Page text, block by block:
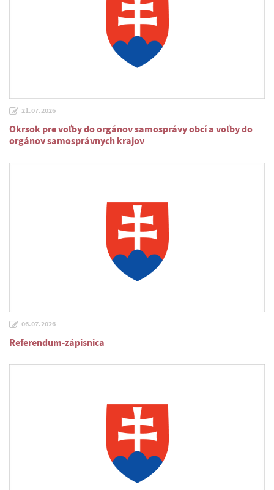
21.07.2026
Okrsok pre voľby do orgánov samosprávy obcí a voľby do
orgánov samosprávnych krajov
06.07.2026
Referendum-zápisnica